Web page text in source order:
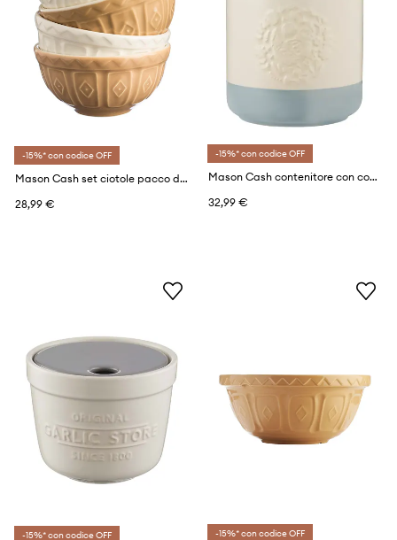
-15%* con codice OFF
Mason Cash set ciotole pacco da 4
28,99 €
-15%* con codice OFF
Mason Cash contenitore con copperchio 1 L
32,99 €
-15%* con codice OFF -15%* con codice OFF